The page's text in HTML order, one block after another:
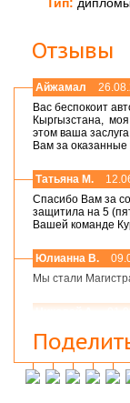
Отзывы
Айжамал
Вас беспокоит
Кыргызстана, моя
этом ваша
Вам за оказанные
Татьяна М.
Спасибо Вам за
защитила на 5
Вашей команде
Юлианна В.
Мы стали
Мария,добрый
Защитился на
Инна М.